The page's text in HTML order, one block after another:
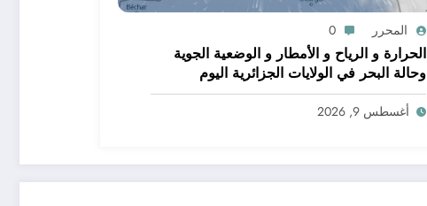
المحرر 0
الحرارة و الرياح و الأمطار و الوضعية الجوية
وحالة البحر في الولايات الجزائرية اليوم
أغسطس 9, 2026